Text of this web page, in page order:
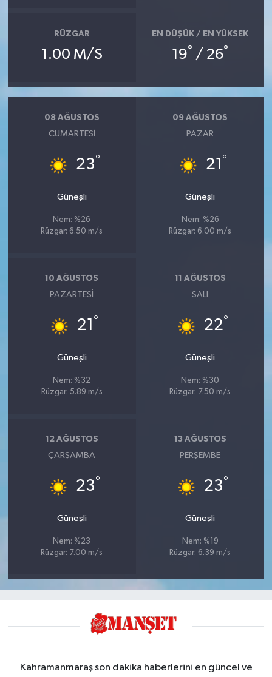
RÜZGAR
1.00 M/S
EN DÜŞÜK / EN YÜKSEK
19° / 26°
08 AĞUSTOS
CUMARTESI
23°
Güneşli
Nem: %26
Rüzgar: 6.50 m/s
09 AĞUSTOS
PAZAR
21 °
Güneşli
Nem: %26
Rüzgar: 6.00 m/s
10 AĞUSTOS
PAZARTESI
21 °
Güneşli
Nem: %32
Rüzgar: 5.89 m/s
11 AĞUSTOS
SALI
22°
Güneşli
Nem: %30
Rüzgar: 7.50 m/s
12 AĞUSTOS
ÇARŞAMBA
23°
Güneşli
Nem: %23
Rüzgar: 7.00 m/s
13 AĞUSTOS
PERŞEMBE
23°
Güneşli
Nem: %19
Rüzgar: 6.39 m/s
Kahramanmaraş son dakika haberlerini en güncel ve